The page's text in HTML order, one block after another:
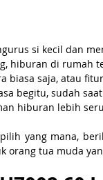
si kecil dan
hiburan di rumah
biasa saja, atau
begitu, sudah
hiburan lebih
yang mana,
orang tua muda